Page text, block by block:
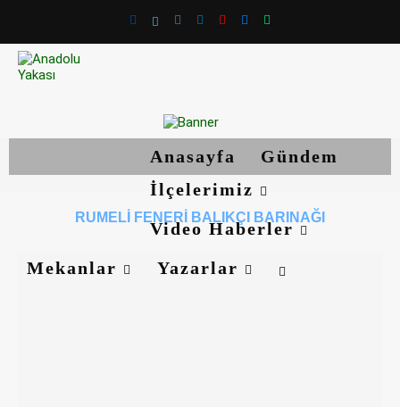
Anasayfa
Gündem
İlçelerimiz
Video Haberler
Mekanlar
Yazarlar
RUMELI FENERI BALIKÇI BARINAĞI